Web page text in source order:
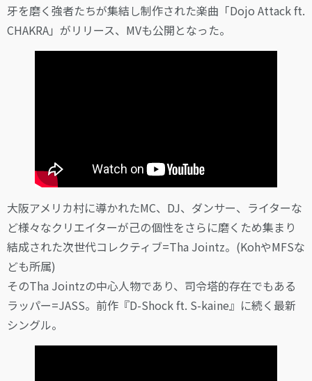
牙を磨く強者たちが集結し制作された楽曲「Dojo Attack ft.
CHAKRA」がリリース、MVも公開となった。
大阪アメリカ村に導かれたMC、DJ、ダンサー、ライターな
ど様々なクリエイターが己の個性をさらに磨くため集まり
結成された次世代コレクティブ=Tha Jointz。(KohやMFSな
ども所属)
そのTha Jointzの中心人物であり、司令塔的存在でもある
ラッパー=JASS。前作『D-Shock ft. S-kaine』に続く最新
シングル。